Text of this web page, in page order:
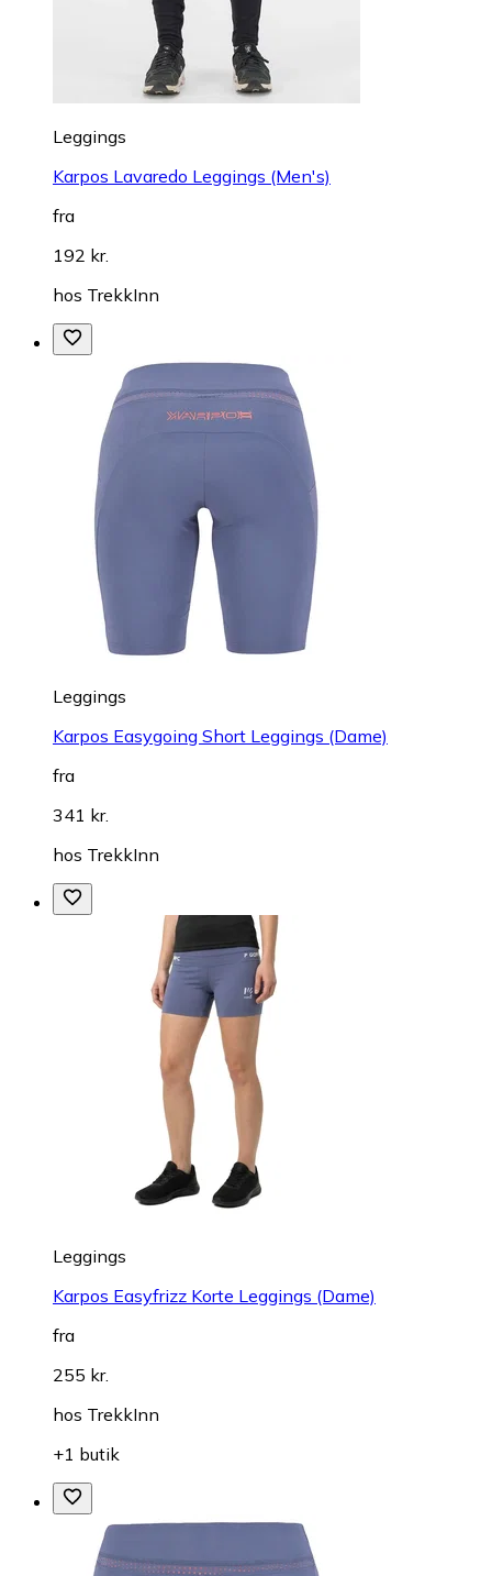
Leggings
Karpos Lavaredo Leggings (Men's)
fra
192 kr.
hos TrekkInn
Leggings
Karpos Easygoing Short Leggings (Dame)
fra
341 kr.
hos TrekkInn
Leggings
Karpos Easyfrizz Korte Leggings (Dame)
fra
255 kr.
hos TrekkInn
+1 butik